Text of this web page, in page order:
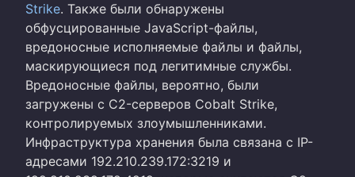
Strike. Также были обнаружены
обфусцированные JavaScript-файлы,
вредоносные исполняемые файлы и файлы,
маскирующиеся под легитимные службы.
Вредоносные файлы, вероятно, были
загружены с C2-серверов Cobalt Strike,
контролируемых злоумышленниками.
Инфраструктура хранения была связана с IP-
адресами 192.210.239.172:3219 и